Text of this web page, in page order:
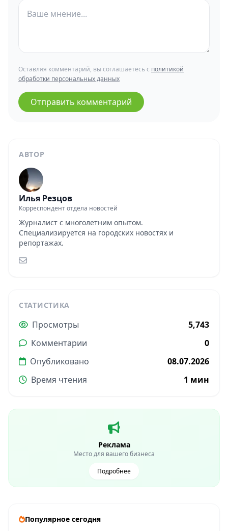
АВТОР
Илья Резцов
Корреспондент отдела новостей
Журналист с многолетним опытом.
Специализируется на городских новостях и
репортажах.
СТАТИСТИКА
Просмотры
5,743
Комментарии
0
Опубликовано
08.07.2026
Время чтения
1 мин
Реклама
Место для вашего бизнеса
Подробнее
Оставляя комментарий, вы соглашаетесь с политикой
обработки персональных данных
Отправить комментарий
Популярное сегодня